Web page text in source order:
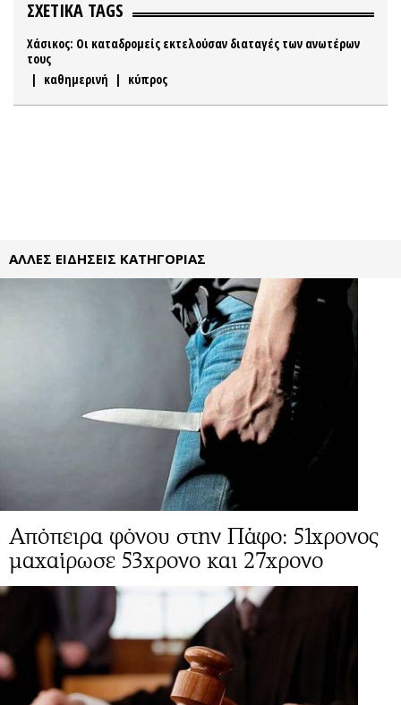
ΣΧΕΤΙΚΑ TAGS
Χάσικος: Οι καταδρομείς εκτελούσαν διαταγές των ανωτέρων
τους
| καθημερινή | κύπρος
ΑΛΛΕΣ ΕΙΔΗΣΕΙΣ ΚΑΤΗΓΟΡΙΑΣ
Απόπειρα φόνου στην Πάφο: 51χρονος
μαχαίρωσε 53χρονο και 27χρονο